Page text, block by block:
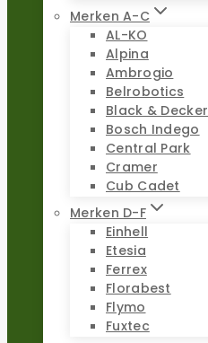
Merken A-C
AL-KO
Alpina
Ambrogio
Belrobotics
Black & Decker
Bosch Indego
Central Park
Cramer
Cub Cadet
Merken D-F
Einhell
Etesia
Ferrex
Florabest
Flymo
Fuxtec